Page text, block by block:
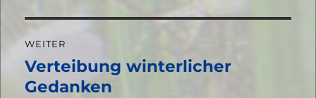
WEITER
Nächster
Beitrag:
Verteibung winterlicher
Gedanken